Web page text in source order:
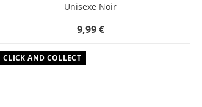
Unisexe Noir
9,99 €
CLICK AND COLLECT